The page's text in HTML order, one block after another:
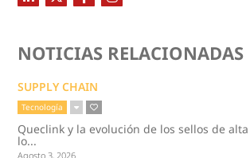
NOTICIAS RELACIONADAS
SUPPLY CHAIN
Tecnología
Queclink y la evolución de los sellos de
lo...
Agosto 3, 2026